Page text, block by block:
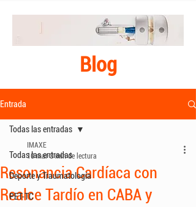
Blog
Entrada
Todas las entradas
Deporte y Traumatología
PET-TC
Todas las entradas
Resonancia Cardíaca con
Realce Tardío en CABA y
IMAXE
10 mar 3 min de lectura